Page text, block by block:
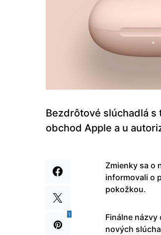
Bezdrôtové slúchadlá
obchod Apple a u
1
Zmienky sa o
informovali o
pokožkou.
Finálne
nových